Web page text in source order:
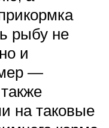
рыбу не
и
—
на таковые